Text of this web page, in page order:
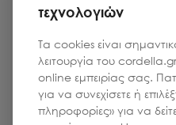
design και επίστρωση
δραστηριότητες των
τεχνολογιών
Τα cookies είναι
λειτουργία του
online εμπειρίας σας.
για να συνεχίσετε ή
πληροφορίες» για να